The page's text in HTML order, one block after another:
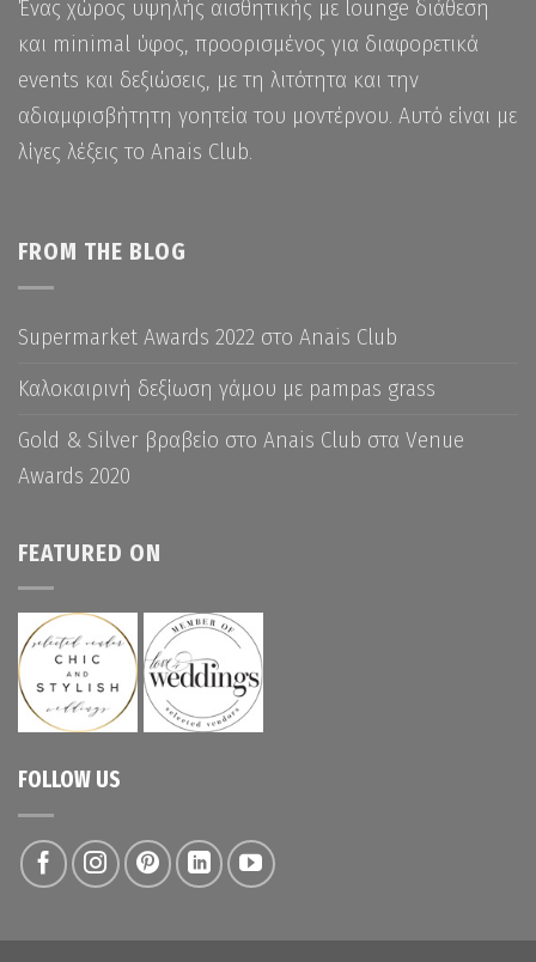
Ένας χώρος υψηλής αισθητικής με lounge διάθεση
και minimal ύφος, προορισμένος για διαφορετικά
events και δεξιώσεις, με τη λιτότητα και την
αδιαμφισβήτητη γοητεία του μοντέρνου. Αυτό είναι με
λίγες λέξεις το Anais Club.
FROM THE BLOG
Supermarket Awards 2022 στο Anais Club
Καλοκαιρινή δεξίωση γάμου με pampas grass
Gold & Silver βραβείο στο Anais Club στα Venue
Awards 2020
FEATURED ON
FOLLOW US